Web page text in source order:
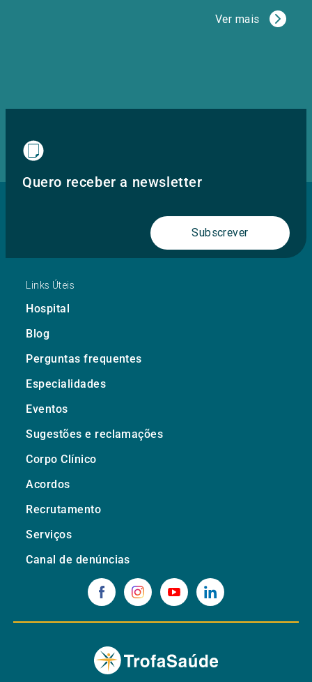
Ver mais
Quero receber a newsletter
Subscrever
Links Úteis
Hospital
Blog
Perguntas frequentes
Especialidades
Eventos
Sugestões e reclamações
Corpo Clínico
Acordos
Recrutamento
Serviços
Canal de denúncias